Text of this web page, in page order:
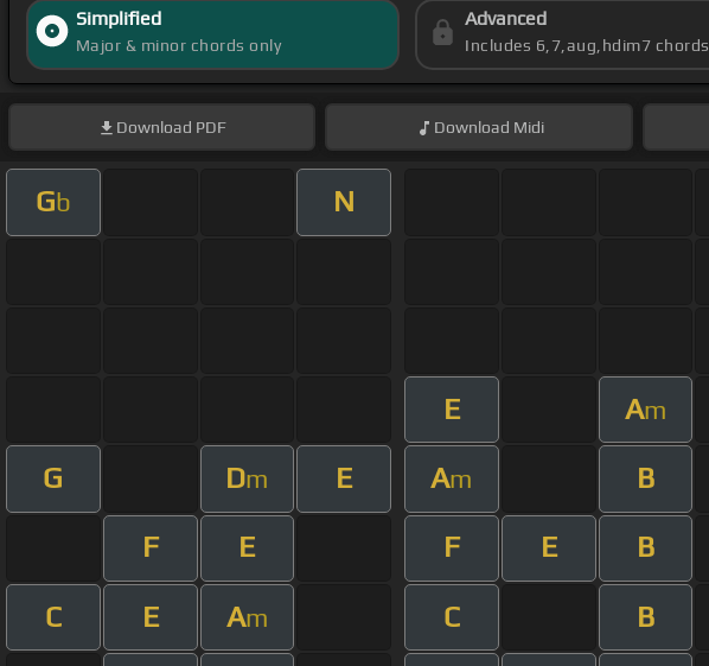
Simplified
Major & minor chords only
Advanced
Includes 6,7,aug,hdim7 chords
Download PDF Download Midi
Gb N
E Am
G Dm E Am B
F E F E B
C E Am C B